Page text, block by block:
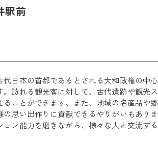
駅前
日本の首都であるとされる大和政権の中心
訪れる観光客に対して、古代遺跡や観光ス
ことができます。また、地域の名産品や郷
思い出作りに貢献できるやりがいもありま
ン能力を磨きながら、様々な人と交流する